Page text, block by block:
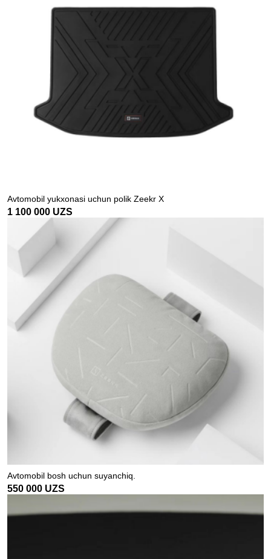
Avtomobil yukxonasi uchun polik Zeekr X
1 100 000 UZS
Avtomobil bosh uchun suyanchiq.
550 000 UZS